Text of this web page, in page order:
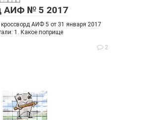
АИФ № 5 2017
АИФ 5 от 31 января 2017
1. Какое поприще
2